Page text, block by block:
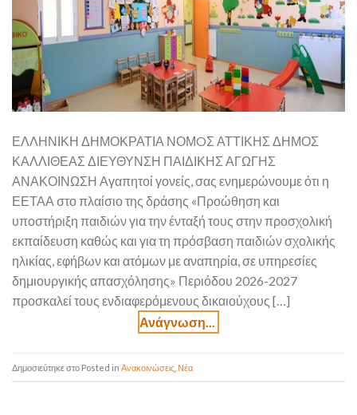
ΕΛΛΗΝΙΚΗ ΔΗΜΟΚΡΑΤΙΑ ΝΟΜOΣ ΑΤΤΙΚΗΣ ΔΗΜΟΣ
ΚΑΛΛΙΘΕΑΣ ΔΙΕΥΘΥΝΣΗ ΠΑΙΔΙΚΗΣ ΑΓΩΓΗΣ
ΑΝΑΚΟΙΝΩΣΗ Αγαπητοί γονείς, σας ενημερώνουμε ότι η
ΕΕΤΑΑ στο πλαίσιο της δράσης «Προώθηση και
υποστήριξη παιδιών για την ένταξή τους στην προσχολική
εκπαίδευση καθώς και για τη πρόσβαση παιδιών σχολικής
ηλικίας, εφήβων και ατόμων με αναπηρία, σε υπηρεσίες
δημιουργικής απασχόλησης» Περιόδου 2026-2027
προσκαλεί τους ενδιαφερόμενους δικαιούχους […]
Posted in Ανακοινώσεις Νέα